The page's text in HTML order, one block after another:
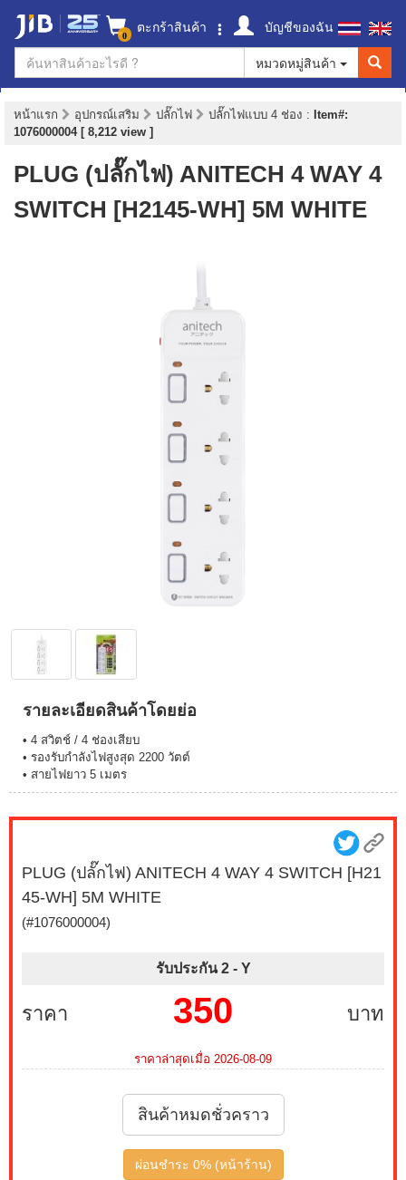
0 ตะกร้าสินค้า
บัญชีของฉัน
หมวดหมู่สินค้า
หน้าแรก อุปกรณ์เสริม ปลั๊กไฟ ปลั๊กไฟแบบ 4 ช่อง : Item#:
1076000004 [ 8,212 view ]
PLUG (ปลั๊กไฟ) ANITECH 4 WAY 4
SWITCH [H2145-WH] 5M WHITE
รายละเอียดสินค้าโดยย่อ
• 4 สวิตช์ / 4 ช่องเสียบ
• รองรับกำลังไฟสูงสุด 2200 วัตต์
• สายไฟยาว 5 เมตร
PLUG (ปลั๊กไฟ) ANITECH 4 WAY 4 SWITCH [H21
45-WH] 5M WHITE
(#1076000004)
รับประกัน 2 - Y
ราคา บาท
350
ราคาล่าสุดเมื่อ 2026-08-09
สินค้าหมดชั่วคราว
ผ่อนชำระ 0% (หน้าร้าน)